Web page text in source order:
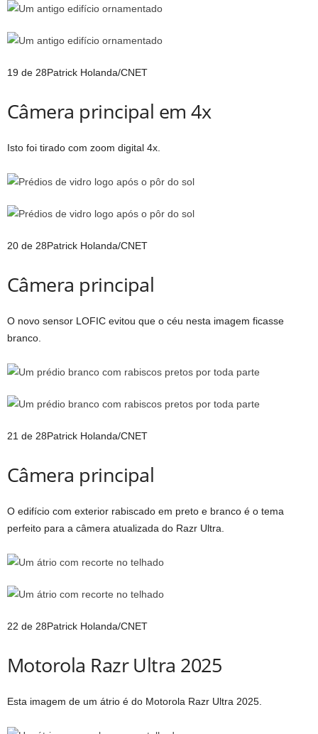
19 de 28Patrick Holanda/CNET
Câmera principal em 4x
Isto foi tirado com zoom digital 4x.
20 de 28Patrick Holanda/CNET
Câmera principal
O novo sensor LOFIC evitou que o céu nesta imagem ficasse
branco.
21 de 28Patrick Holanda/CNET
Câmera principal
O edifício com exterior rabiscado em preto e branco é o tema
perfeito para a câmera atualizada do Razr Ultra.
22 de 28Patrick Holanda/CNET
Motorola Razr Ultra 2025
Esta imagem de um átrio é do Motorola Razr Ultra 2025.